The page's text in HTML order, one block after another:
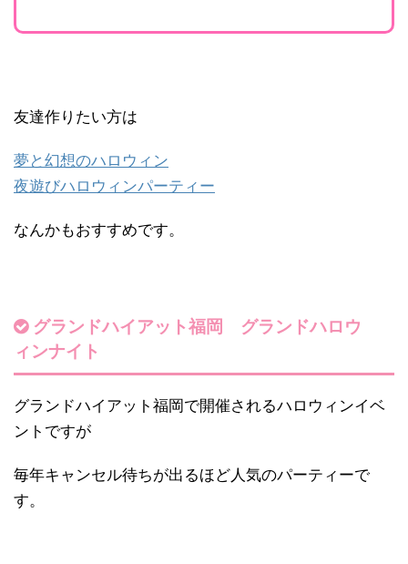
友達作りたい方は
夢と幻想のハロウィン
夜遊びハロウィンパーティー
なんかもおすすめです。
グランドハイアット福岡 グランドハロウ
ィンナイト
グランドハイアット福岡で開催されるハロウィンイベ
ントですが
毎年キャンセル待ちが出るほど人気のパーティーで
す。